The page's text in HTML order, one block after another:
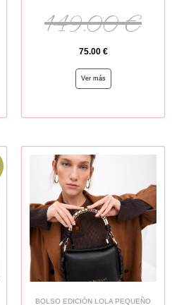
149.00€
75.00 €
Ver más
BOLSO EDICIÓN LOLA PEQUEÑO